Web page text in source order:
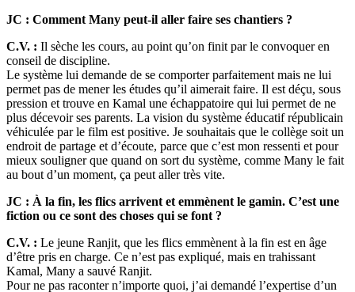
JC : Comment Many peut-il aller faire ses chantiers ?
C.V. : Il sèche les cours, au point qu’on finit par le convoquer en
conseil de discipline.
Le système lui demande de se comporter parfaitement mais ne lui
permet pas de mener les études qu’il aimerait faire. Il est déçu, sous
pression et trouve en Kamal une échappatoire qui lui permet de ne
plus décevoir ses parents. La vision du système éducatif républicain
véhiculée par le film est positive. Je souhaitais que le collège soit un
endroit de partage et d’écoute, parce que c’est mon ressenti et pour
mieux souligner que quand on sort du système, comme Many le fait
au bout d’un moment, ça peut aller très vite.
JC : À la fin, les flics arrivent et emmènent le gamin. C’est une
fiction ou ce sont des choses qui se font ?
C.V. : Le jeune Ranjit, que les flics emmènent à la fin est en âge
d’être pris en charge. Ce n’est pas expliqué, mais en trahissant
Kamal, Many a sauvé Ranjit.
Pour ne pas raconter n’importe quoi, j’ai demandé l’expertise d’un